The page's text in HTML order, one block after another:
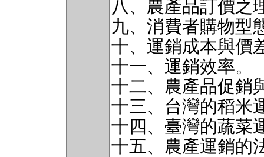
八、農產品訂價之
九、消費者購物型
十、運銷成本與價
十一、運銷效率。
十二、農產品促銷
十三、台灣的稻米
十四、臺灣的蔬菜
十五、農產運銷的